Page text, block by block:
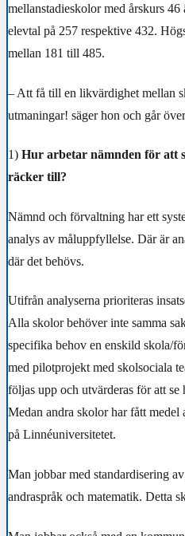
mellanstadieskolor med årskurs
elevtal på 257 respektive 432.
mellan 181 till 485.
– Att få till en likvärdighet mellan
utmaningar! säger hon och går
1) Hur arbetar nämnden för att
räcker till?
Nämnd och förvaltning har ett
analys av måluppfyllelse. Där är
där det behövs.
Utifrån analyserna prioriteras
Alla skolor behöver inte samma
specifika behov en enskild skola/
med pilotprojekt med skolsociala
följas upp och utvärderas för att se
Medan andra skolor har fått medel
på Linnéuniversitetet.
Man jobbar med standardisering
andraspråk och matematik. Detta